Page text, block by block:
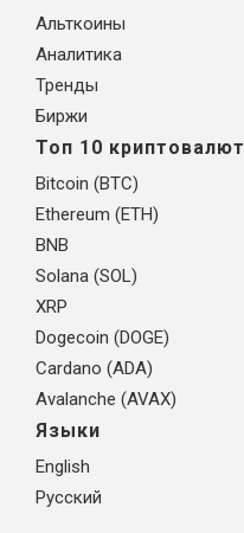
Альткоины
Аналитика
Тренды
Биржи
Топ 10 криптовалют
Bitcoin (BTC)
Ethereum (ETH)
BNB
Solana (SOL)
XRP
Dogecoin (DOGE)
Cardano (ADA)
Avalanche (AVAX)
Языки
English
Русский